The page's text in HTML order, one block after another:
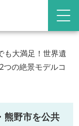
も大満足！世界遺
の絶景モデルコ
熊野市を公共